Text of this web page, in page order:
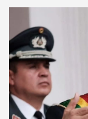
e
m
e
t
: